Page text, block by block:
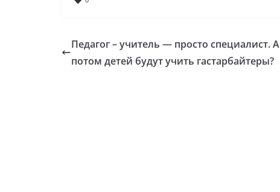
Педагог – учитель — просто специалист. А
потом детей будут учить гастарбайтеры?